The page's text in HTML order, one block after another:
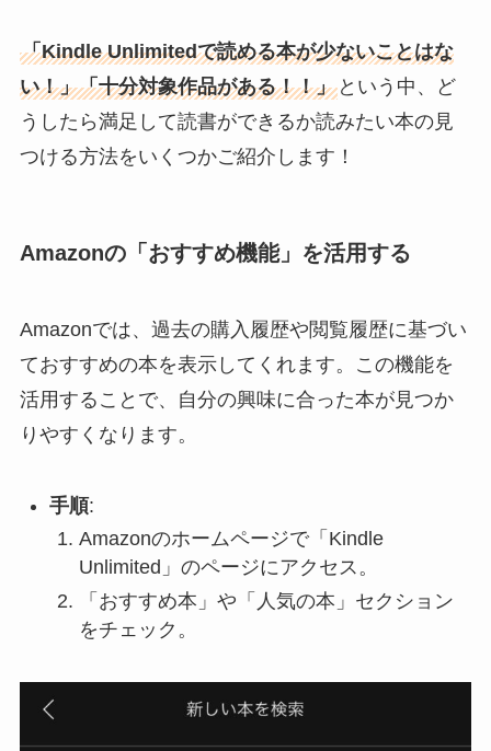
「Kindle Unlimitedで読める本が少ないことはな
い！」「十分対象作品がある！！」という中、ど
うしたら満足して読書ができるか読みたい本の見
つける方法をいくつかご紹介します！
Amazonの「おすすめ機能」を活用する
Amazonでは、過去の購入履歴や閲覧履歴に基づい
ておすすめの本を表示してくれます。この機能を
活用することで、自分の興味に合った本が見つか
りやすくなります。
手順:
Amazonのホームページで「Kindle
Unlimited」のページにアクセス。
「おすすめ本」や「人気の本」セクション
をチェック。